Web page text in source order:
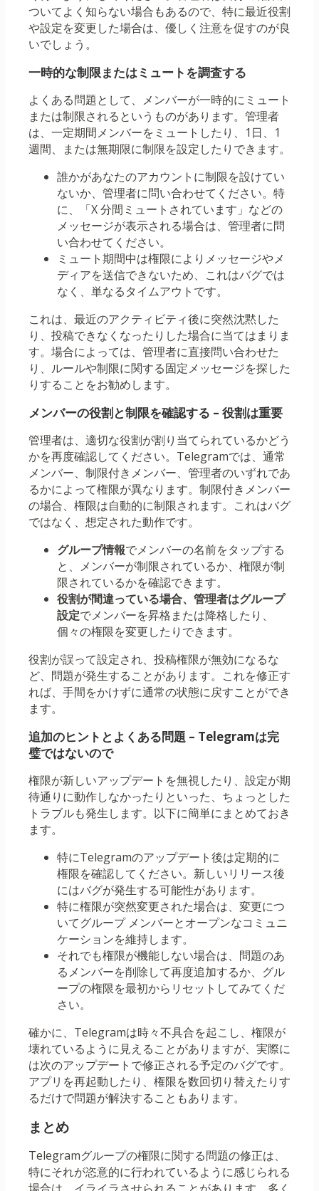
ついてよく知らない場合もあるので、特に最近役割
や設定を変更した場合は、優しく注意を促すのが良
いでしょう。
一時的な制限またはミュートを調査する
よくある問題として、メンバーが一時的にミュート
または制限されるというものがあります。管理者
は、一定期間メンバーをミュートしたり、1日、1
週間、または無期限に制限を設定したりできます。
誰かがあなたのアカウントに制限を設けてい
ないか、管理者に問い合わせてください。特
に、「X 分間ミュートされています」などの
メッセージが表示される場合は、管理者に問
い合わせてください。
ミュート期間中は権限によりメッセージやメ
ディアを送信できないため、これはバグでは
なく、単なるタイムアウトです。
これは、最近のアクティビティ後に突然沈黙した
り、投稿できなくなったりした場合に当てはまりま
す。場合によっては、管理者に直接問い合わせた
り、ルールや制限に関する固定メッセージを探した
りすることをお勧めします。
メンバーの役割と制限を確認する – 役割は重要
管理者は、適切な役割が割り当てられているかどう
かを再度確認してください。Telegramでは、通常
メンバー、制限付きメンバー、管理者のいずれであ
るかによって権限が異なります。制限付きメンバー
の場合、権限は自動的に制限されます。これはバグ
ではなく、想定された動作です。
グループ情報でメンバーの名前をタップする
と、メンバーが制限されているか、権限が制
限されているかを確認できます。
役割が間違っている場合、管理者はグループ
設定でメンバーを昇格または降格したり、
個々の権限を変更したりできます。
役割が誤って設定され、投稿権限が無効になるな
ど、問題が発生することがあります。これを修正す
れば、手間をかけずに通常の状態に戻すことができ
ます。
追加のヒントとよくある問題 – Telegramは完
璧ではないので
権限が新しいアップデートを無視したり、設定が期
待通りに動作しなかったりといった、ちょっとした
トラブルも発生します。以下に簡単にまとめておき
ます。
特にTelegramのアップデート後は定期的に
権限を確認してください。新しいリリース後
にはバグが発生する可能性があります。
特に権限が突然変更された場合は、変更につ
いてグループ メンバーとオープンなコミュニ
ケーションを維持します。
それでも権限が機能しない場合は、問題のあ
るメンバーを削除して再度追加するか、グル
ープの権限を最初からリセットしてみてくだ
さい。
確かに、Telegramは時々不具合を起こし、権限が
壊れているように見えることがありますが、実際に
は次のアップデートで修正される予定のバグです。
アプリを再起動したり、権限を数回切り替えたりす
るだけで問題が解決することもあります。
まとめ
Telegramグループの権限に関する問題の修正は、
特にそれが恣意的に行われているように感じられる